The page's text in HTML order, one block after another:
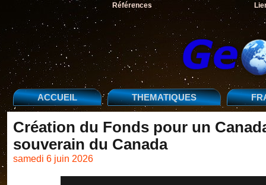
Références
ACCUEIL THEMATIQUES
Création du Fonds pour un
souverain du Canada
samedi 6 juin 2026